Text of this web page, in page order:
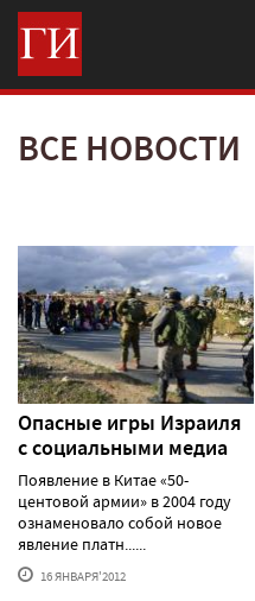
ВСЕ НОВОСТИ
Опасные игры Израиля
с социальными медиа
Появление в Китае «50-
центовой армии» в 2004 году
ознаменовало собой новое
явление платн......
16 ЯНВАРЯ'2012